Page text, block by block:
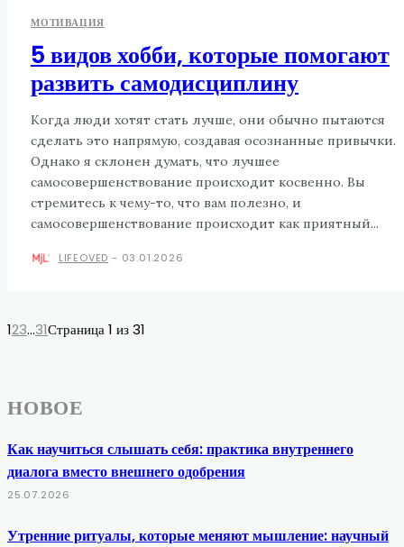
МОТИВАЦИЯ
5 видов хобби, которые помогают
развить самодисциплину
Когда люди хотят стать лучше, они обычно пытаются
сделать это напрямую, создавая осознанные привычки.
Однако я склонен думать, что лучшее
самосовершенствование происходит косвенно. Вы
стремитесь к чему-то, что вам полезно, и
самосовершенствование происходит как приятный...
LIFEOVED - 03.01.2026
123...31Страница 1 из 31
НОВОЕ
Как научиться слышать себя: практика внутреннего
диалога вместо внешнего одобрения
25.07.2026
Утренние ритуалы, которые меняют мышление: научный